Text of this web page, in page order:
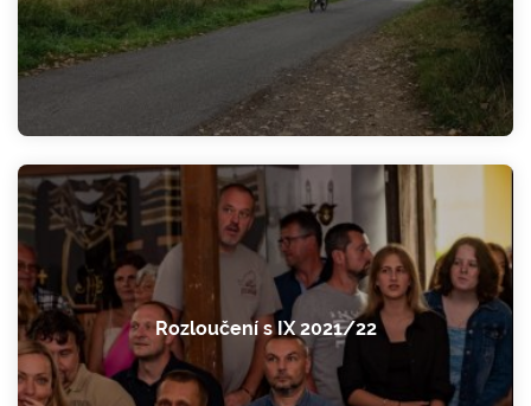
Rozloučení s IX 2021/22